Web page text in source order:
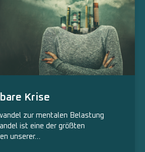
Krise
zur mentalen Belastung
ist eine der größten
unserer…